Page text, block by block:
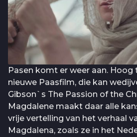
Pasen komt er weer aan. Hoog
nieuwe Paasfilm, die kan
Gibson`s The Passion of the
Magdalene maakt daar alle
vrije vertelling van het verhaal
Magdalena, zoals ze in het